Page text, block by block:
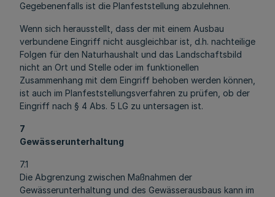
Gegebenenfalls ist die Planfeststellung abzulehnen.
Wenn sich herausstellt, dass der mit einem Ausbau
verbundene Eingriff nicht ausgleichbar ist, d.h. nachteilige
Folgen für den Naturhaushalt und das Landschaftsbild
nicht an Ort und Stelle oder im funktionellen
Zusammenhang mit dem Eingriff behoben werden können,
ist auch im Planfeststellungsverfahren zu prüfen, ob der
Eingriff nach § 4 Abs. 5 LG zu untersagen ist.
7
Gewässerunterhaltung
7.1
Die Abgrenzung zwischen Maßnahmen der
Gewässerunterhaltung und des Gewässerausbaus kann im